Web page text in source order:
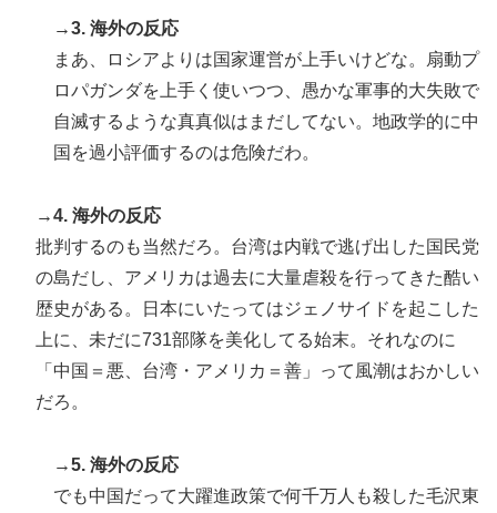
→3. 海外の反応
まあ、ロシアよりは国家運営が上手いけどな。扇動プ
ロパガンダを上手く使いつつ、愚かな軍事的大失敗で
自滅するような真真似はまだしてない。地政学的に中
国を過小評価するのは危険だわ。
→4. 海外の反応
批判するのも当然だろ。台湾は内戦で逃げ出した国民党
の島だし、アメリカは過去に大量虐殺を行ってきた酷い
歴史がある。日本にいたってはジェノサイドを起こした
上に、未だに731部隊を美化してる始末。それなのに
「中国＝悪、台湾・アメリカ＝善」って風潮はおかしい
だろ。
→5. 海外の反応
でも中国だって大躍進政策で何千万人も殺した毛沢東